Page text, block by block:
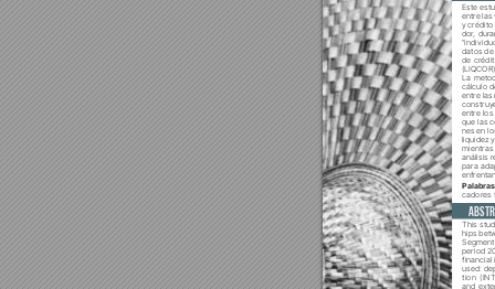
This
hips
Segment




entre las
y crédito






